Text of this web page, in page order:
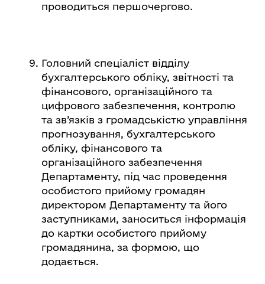
проводиться першочергово.
Головний спеціаліст відділу
бухгалтерського обліку, звітності та
фінансового, організаційного та
цифрового забезпечення, контролю
та зв’язків з громадськістю управління
прогнозування, бухгалтерського
обліку, фінансового та
організаційного забезпечення
Департаменту, під час проведення
особистого прийому громадян
директором Департаменту та його
заступниками, заноситься інформація
до картки особистого прийому
громадянина, за формою, що
додається.